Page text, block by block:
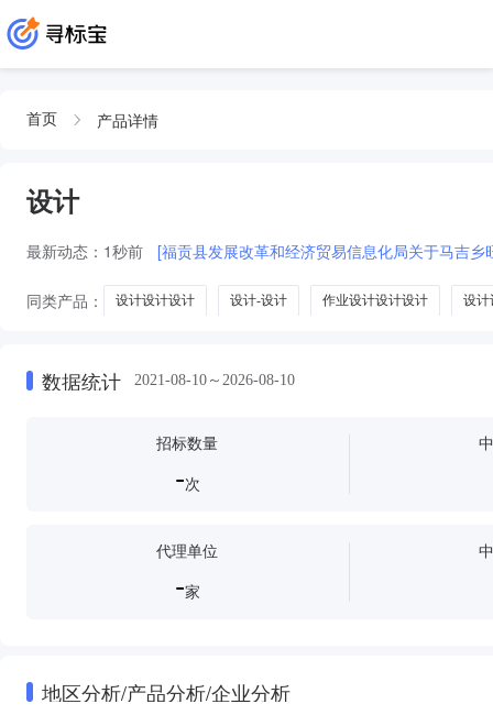
首页 产品详情
设计
最新动态： 1秒前 [福贡县发展改革和经济贸易信息化局关于马吉
同类产品： 设计设计设计 设计-设计 作业设计设计设计 设计
数据统计 2021-08-10～2026-08-10
招标数量
-次
代理单位
-家
地区分析/产品分析/企业分析